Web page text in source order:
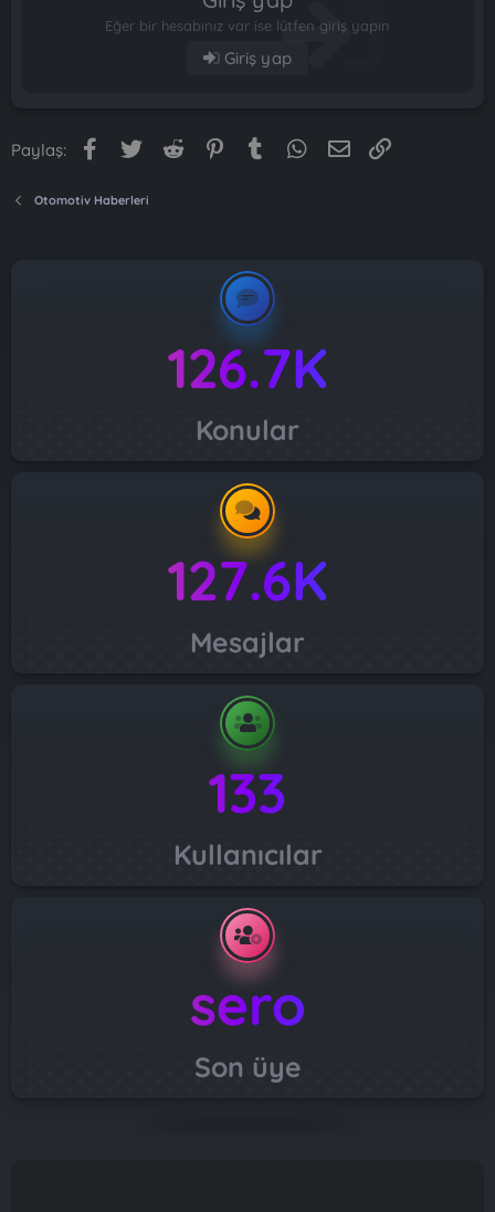
Eğer bir hesabınız var ise lütfen giriş yapın
Giriş yap
Paylaş: Facebook
Twitter Reddit PinterestTumblr WhatsApp
E-posta
Otomotiv Haberleri
126.7K
Konular
127.6K
Mesajlar
133
Kullanıcılar
sero
Son üye